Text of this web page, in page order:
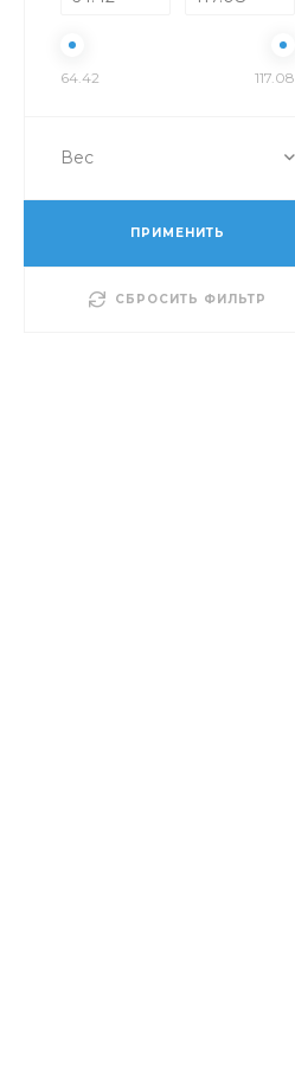
64.42 117.08
Вес
ПРИМЕНИТЬ
СБРОСИТЬ ФИЛЬТР